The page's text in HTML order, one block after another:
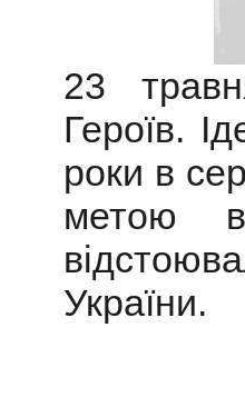
23
Героїв.
роки в
метою
України.